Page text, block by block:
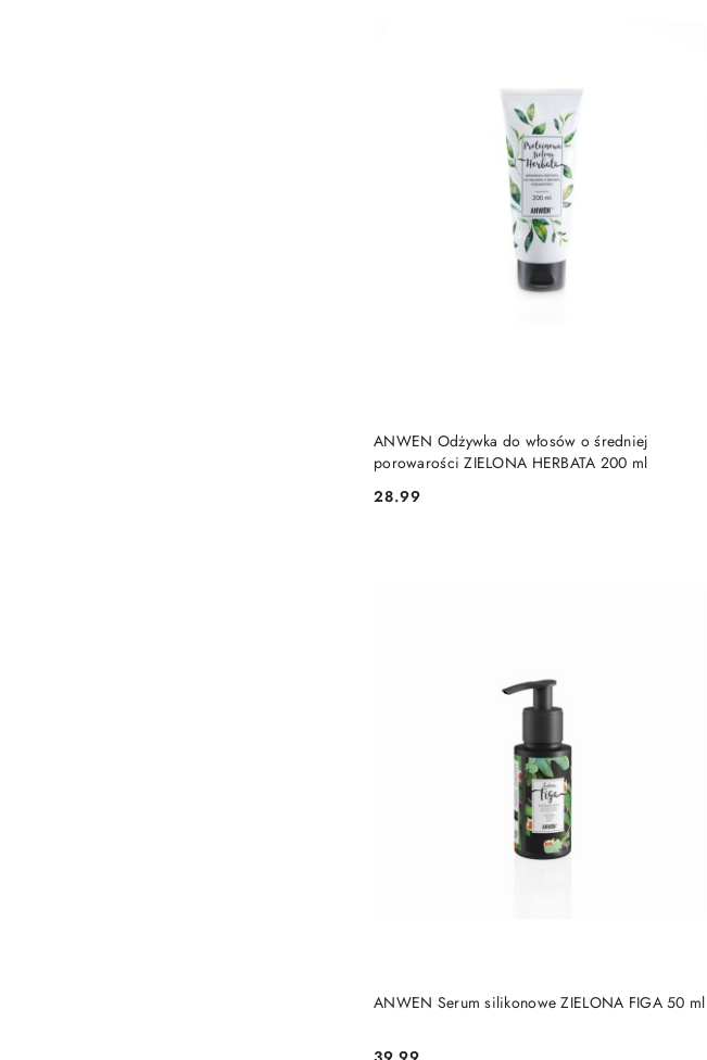
ANWEN Odżywka do włosów o średniej
porowarości ZIELONA HERBATA 200 ml
Cena:
28.99
DO KOSZYKA
ANWEN Serum silikonowe ZIELONA FIGA 50 ml
DO KOSZYKA